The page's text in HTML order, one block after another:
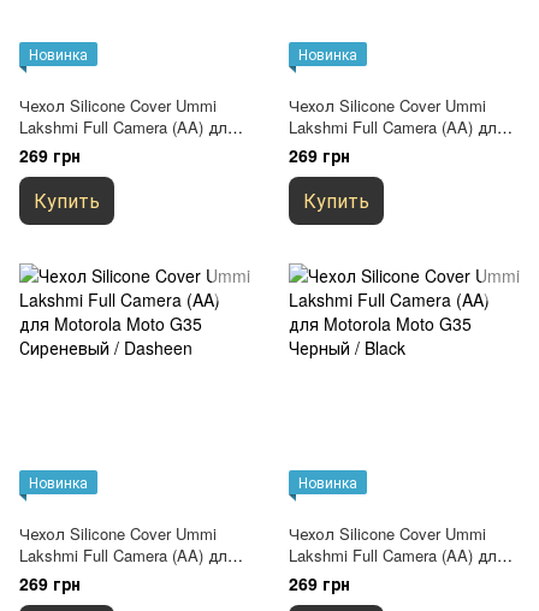
Новинка
Чехол Silicone Cover Ummi
Lakshmi Full Camera (AA) для
Motorola Moto G35 Розовый /
Pink Sand
269 грн
Купить
Новинка
Чехол Silicone Cover Ummi
Lakshmi Full Camera (AA) для
Motorola Moto G35 Синий /
Midnight Blue
269 грн
Купить
Новинка
Чехол Silicone Cover Ummi
Lakshmi Full Camera (AA) для
Motorola Moto G35 Сиреневый /
Dasheen
269 грн
Новинка
Чехол Silicone Cover Ummi
Lakshmi Full Camera (AA) для
Motorola Moto G35 Черный /
Black
269 грн